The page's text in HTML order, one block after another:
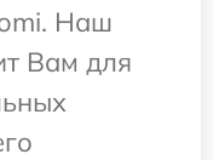
Наш
Вам для